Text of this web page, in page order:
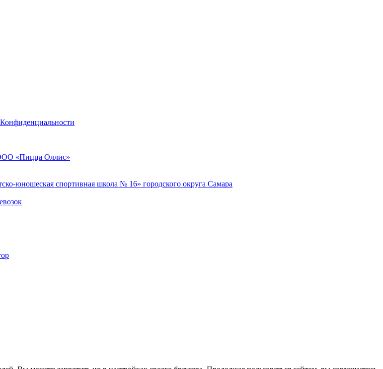
«Пицца Оллис»
юношеская спортивная школа № 16» городского округа Самара